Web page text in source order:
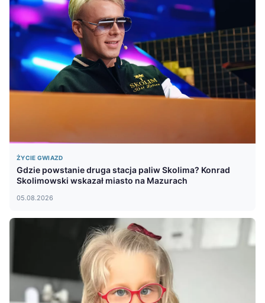
ŻYCIE GWIAZD
Gdzie powstanie druga stacja paliw Skolima? Konrad
Skolimowski wskazał miasto na Mazurach
05.08.2026